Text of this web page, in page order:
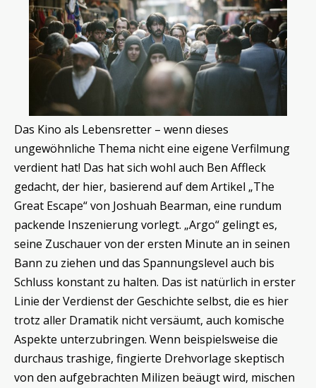
Das Kino als Lebensretter – wenn dieses
ungewöhnliche Thema nicht eine eigene Verfilmung
verdient hat! Das hat sich wohl auch Ben Affleck
gedacht, der hier, basierend auf dem Artikel „The
Great Escape“ von Joshuah Bearman, eine rundum
packende Inszenierung vorlegt. „Argo“ gelingt es,
seine Zuschauer von der ersten Minute an in seinen
Bann zu ziehen und das Spannungslevel auch bis
Schluss konstant zu halten. Das ist natürlich in erster
Linie der Verdienst der Geschichte selbst, die es hier
trotz aller Dramatik nicht versäumt, auch komische
Aspekte unterzubringen. Wenn beispielsweise die
durchaus trashige, fingierte Drehvorlage skeptisch
von den aufgebrachten Milizen beäugt wird, mischen